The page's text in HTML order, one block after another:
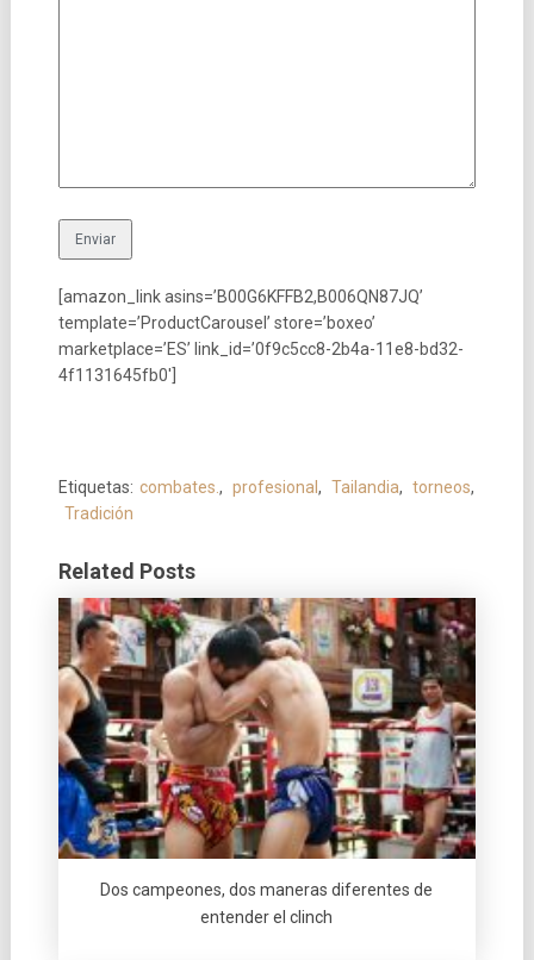
[amazon_link asins=’B00G6KFFB2,B006QN87JQ’
template=’ProductCarousel’ store=’boxeo’
marketplace=’ES’ link_id=’0f9c5cc8-2b4a-11e8-bd32-
4f1131645fb0′]
Etiquetas: combates., profesional, Tailandia, torneos,
Tradición
Related Posts
Dos campeones, dos maneras diferentes de
entender el clinch